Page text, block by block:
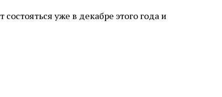
уже в декабре этого года и